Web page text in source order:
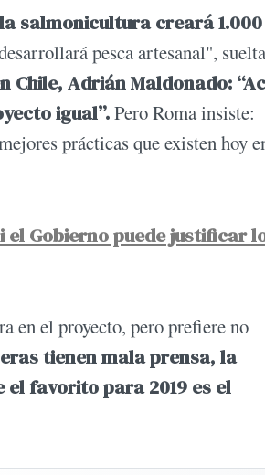
salmonicultura creará 1.000
pesca artesanal", suelta
Adrián Maldonado:
igual”.Pero Roma insiste:
prácticas que existen hoy
el Gobierno puede justificar
en el proyecto, pero prefiere no
tienen mala prensa, la
favorito para 2019 es el